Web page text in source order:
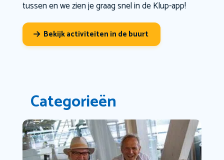
tussen en we zien je graag snel in de Klup-app!
Bekijk activiteiten in de buurt
Categorieën